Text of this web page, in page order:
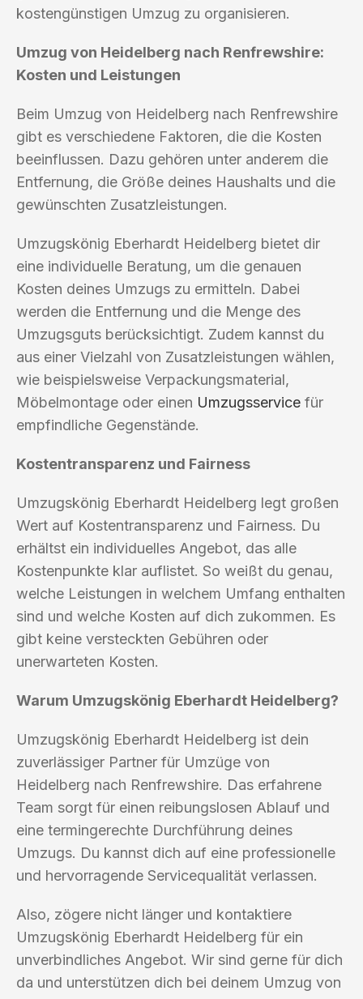
kostengünstigen Umzug zu organisieren.
Umzug von Heidelberg nach Renfrewshire:
Kosten und Leistungen
Beim Umzug von Heidelberg nach Renfrewshire
gibt es verschiedene Faktoren, die die Kosten
beeinflussen. Dazu gehören unter anderem die
Entfernung, die Größe deines Haushalts und die
gewünschten Zusatzleistungen.
Umzugskönig Eberhardt Heidelberg bietet dir
eine individuelle Beratung, um die genauen
Kosten deines Umzugs zu ermitteln. Dabei
werden die Entfernung und die Menge des
Umzugsguts berücksichtigt. Zudem kannst du
aus einer Vielzahl von Zusatzleistungen wählen,
wie beispielsweise Verpackungsmaterial,
Möbelmontage oder einen Umzugsservice für
empfindliche Gegenstände.
Kostentransparenz und Fairness
Umzugskönig Eberhardt Heidelberg legt großen
Wert auf Kostentransparenz und Fairness. Du
erhältst ein individuelles Angebot, das alle
Kostenpunkte klar auflistet. So weißt du genau,
welche Leistungen in welchem Umfang enthalten
sind und welche Kosten auf dich zukommen. Es
gibt keine versteckten Gebühren oder
unerwarteten Kosten.
Warum Umzugskönig Eberhardt Heidelberg?
Umzugskönig Eberhardt Heidelberg ist dein
zuverlässiger Partner für Umzüge von
Heidelberg nach Renfrewshire. Das erfahrene
Team sorgt für einen reibungslosen Ablauf und
eine termingerechte Durchführung deines
Umzugs. Du kannst dich auf eine professionelle
und hervorragende Servicequalität verlassen.
Also, zögere nicht länger und kontaktiere
Umzugskönig Eberhardt Heidelberg für ein
unverbindliches Angebot. Wir sind gerne für dich
da und unterstützen dich bei deinem Umzug von